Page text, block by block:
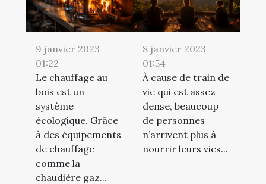
9 janvier 2023
01:22
Le chauffage au
bois est un
système
écologique. Grâce
à des équipements
de chauffage
comme la
chaudière gaz...
8 janvier 2023
01:54
À cause de train de
vie qui est assez
dense, beaucoup
de personnes
n’arrivent plus à
nourrir leurs vies...